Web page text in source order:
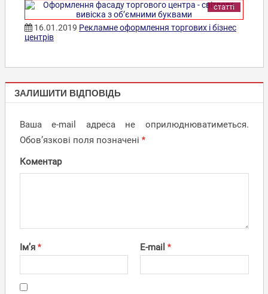
статті
16.01.2019 Рекламне оформлення торгових і бізнес
центрів
БРАНДМАУЕРИ,
ПАНО, БАНЕРИ
ЗАЛИШИТИ ВІДПОВІДЬ
Ваша e-mail адреса не оприлюднюватиметься.
Обов’язкові поля позначені *
Коментар
Ім’я * E-mail *